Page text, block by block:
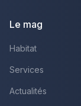
Le mag
Habitat
Services
Actualités